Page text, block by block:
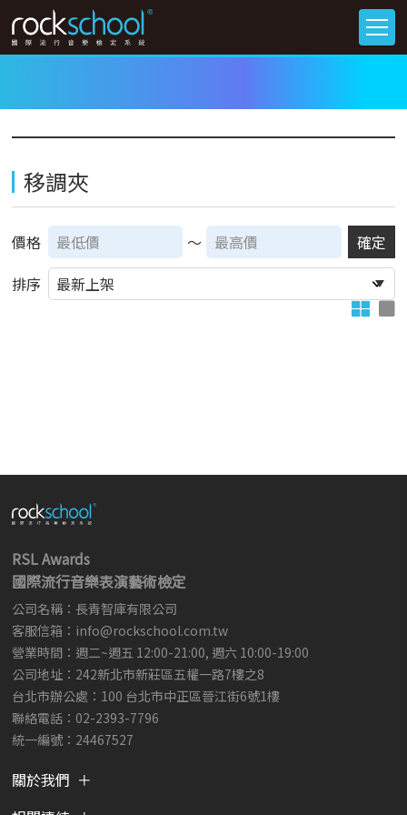
移調夾
價格 ～
確定
排序
RSL Awards
國際流行音樂表演藝術檢定
公司名稱：長青智庫有限公司
客服信箱： info@rockschool.com.tw ​
營業時間：週二~週五 12:00-21:00, 週六 10:00-19:00
公司地址：242新北市新莊區五權一路7樓之8
台北市辦公處：100 台北市中正區晉江街6號1樓
聯絡電話：02-2393-7796
統一編號：24467527
關於我們